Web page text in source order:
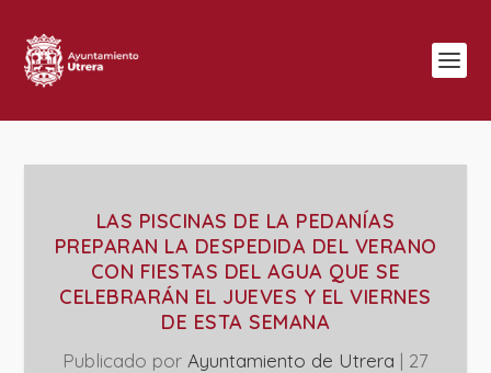
LAS PISCINAS DE LA PEDANÍAS
PREPARAN LA DESPEDIDA DEL VERANO
CON FIESTAS DEL AGUA QUE SE
CELEBRARÁN EL JUEVES Y EL VIERNES
DE ESTA SEMANA
Publicado por Ayuntamiento de Utrera | 27